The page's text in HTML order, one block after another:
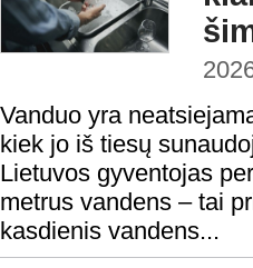
Vanduo yra
kiek jo iš tiesų
Lietuvos gyventojas
metrus vandens – tai
kasdienis vandens...